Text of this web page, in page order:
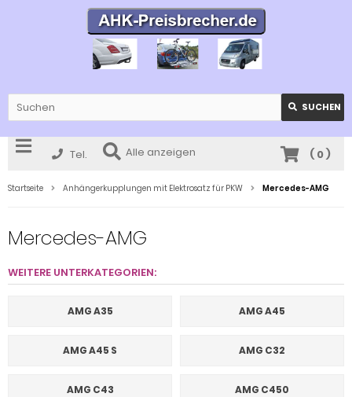
SUCHEN
Tel. Alle anzeigen ( 0)
Startseite Anhängerkupplungen mit Elektrosatz für PKW Mercedes-AMG
Mercedes-AMG
WEITERE UNTERKATEGORIEN:
AMG A35 AMG A45
AMG A45 S AMG C32
AMG C43 AMG C450